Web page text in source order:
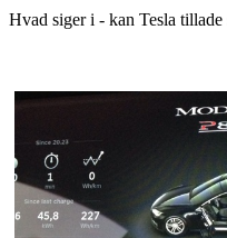
Hvad siger i - kan Tesla